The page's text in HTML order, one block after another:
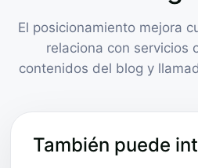
El posicionamiento mejora
relaciona con servicios
contenidos del blog y
También puede